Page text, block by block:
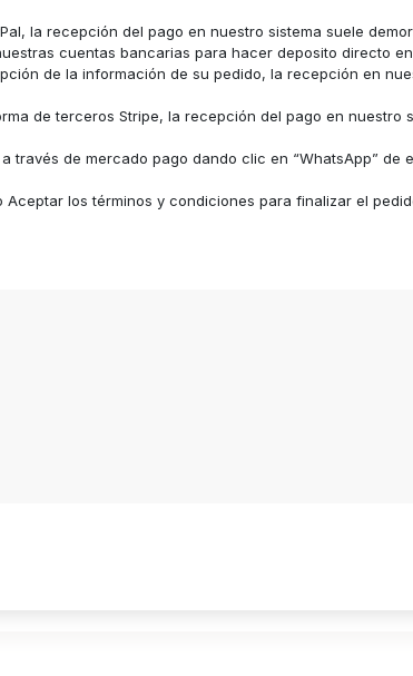
la recepción del pago en nuestro sistema suele
cuentas bancarias para hacer deposito directo
de la información de su pedido, la recepción en
de terceros Stripe, la recepción del pago en nuestro
través de mercado pago dando clic en “WhatsApp” de
los términos y condiciones para finalizar el